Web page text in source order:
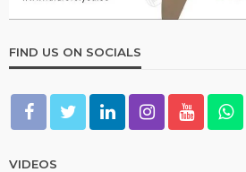
FIND US ON SOCIALS
VIDEOS